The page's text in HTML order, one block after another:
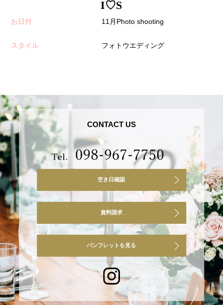
I♡S
お日付 11月Photo shooting
スタイル フォトウエディング
CONTACT US
空き日確認
資料請求
パンフレットを見る